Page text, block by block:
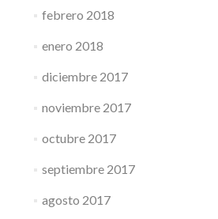
febrero 2018
enero 2018
diciembre 2017
noviembre 2017
octubre 2017
septiembre 2017
agosto 2017